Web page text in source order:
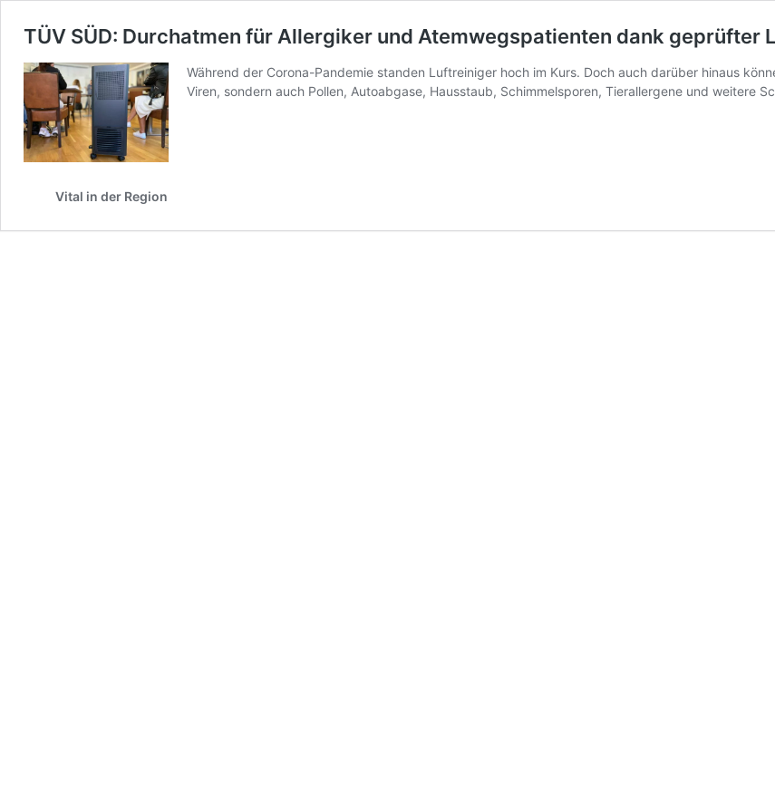
TÜV SÜD: Durchatmen für Allergiker und Atemwegspatienten dank geprüfter
Während der Corona-Pandemie standen Luftreiniger hoch im Kurs. Doch auch darüber hinaus
Viren, sondern auch Pollen, Autoabgase, Hausstaub, Schimmelsporen, Tierallergene und weitere
Vital in der Region